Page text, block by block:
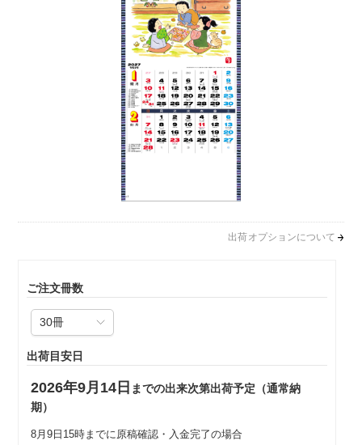
出荷オプションについて
ご注文冊数
出荷目安日
2026年9月14日 までの出来次第出荷予定（通常納
期）
8月9日15時までに原稿確認・入金完了の場合